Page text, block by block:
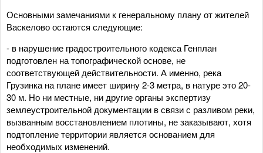
Основными замечаниями к генеральному плану от жителей
Васкелово остаются следующие:
- в нарушение градостроительного кодекса Генплан
подготовлен на топографической основе, не
соответствующей действительности. А именно, река
Грузинка на плане имеет ширину 2-3 метра, в натуре это 20-
30 м. Но ни местные, ни другие органы экспертизу
землеустроительной документации в связи с разливом реки,
вызванным восстановлением плотины, не заказывают, хотя
подтопление территории является основанием для
необходимых изменений.